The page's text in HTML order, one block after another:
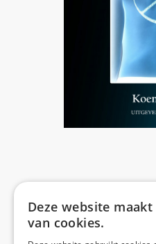
Deze website
van cookies.